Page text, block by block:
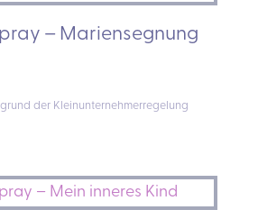
– Mariensegnung
der Kleinunternehmerregelung